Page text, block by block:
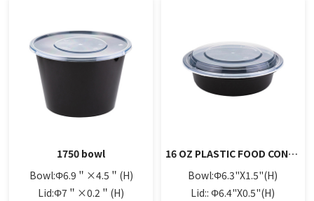
1750 bowl
Bowl:Φ6.9＂×4.5＂(H)
Lid:Φ7＂×0.2＂(H)
16 OZ PLASTIC FOOD CONTAINER WITH LID(ROUND)
Bowl:Φ6.3"X1.5"(H)
Lid:: Φ6.4"X0.5"(H)